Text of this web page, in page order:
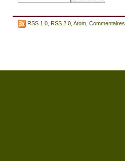
RSS 1.0 RSS 2.0 Atom Commentaires